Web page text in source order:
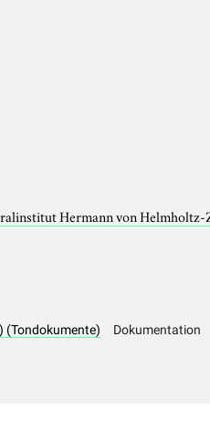
Hermann von
(Tondokumente) Dokumentation